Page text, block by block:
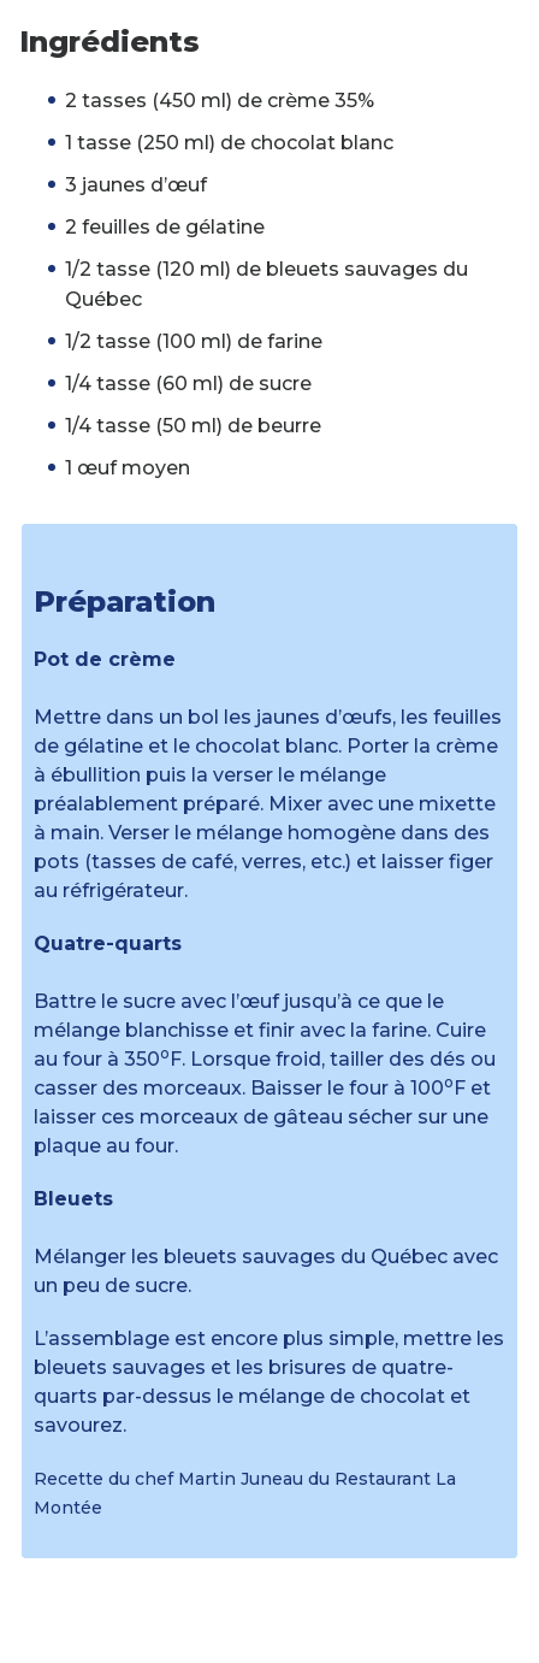
Ingrédients
2 tasses (450 ml) de crème 35%
1 tasse (250 ml) de chocolat blanc
3 jaunes d’œuf
2 feuilles de gélatine
1/2 tasse (120 ml) de bleuets sauvages du
Québec
1/2 tasse (100 ml) de farine
1/4 tasse (60 ml) de sucre
1/4 tasse (50 ml) de beurre
1 œuf moyen
Préparation
Pot de crème
Mettre dans un bol les jaunes d’œufs, les feuilles
de gélatine et le chocolat blanc. Porter la crème
à ébullition puis la verser le mélange
préalablement préparé. Mixer avec une mixette
à main. Verser le mélange homogène dans des
pots (tasses de café, verres, etc.) et laisser figer
au réfrigérateur.
Quatre-quarts
Battre le sucre avec l’œuf jusqu’à ce que le
mélange blanchisse et finir avec la farine. Cuire
au four à 350o F. Lorsque froid, tailler des dés ou
casser des morceaux. Baisser le four à 100o F et
laisser ces morceaux de gâteau sécher sur une
plaque au four.
Bleuets
Mélanger les bleuets sauvages du Québec avec
un peu de sucre.
L’assemblage est encore plus simple, mettre les
bleuets sauvages et les brisures de quatre-
quarts par-dessus le mélange de chocolat et
savourez.
Recette du chef Martin Juneau du Restaurant La
Montée